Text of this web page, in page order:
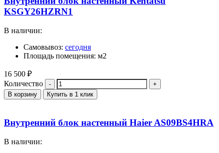
KSGY26HZRN1
В наличии:
Самовывоз: сегодня
Площадь помещения: м2
16 500 ₽
Количество
В корзину Купить в 1 клик
Внутренний блок настенный Haier AS09BS4HRA
В наличии: